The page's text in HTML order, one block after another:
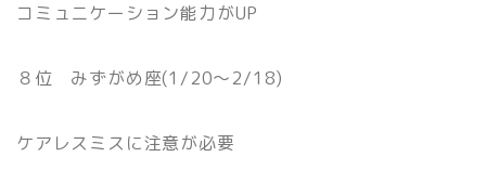
コミュニケーション能力がUP
８位 みずがめ座(1/20〜2/18)
ケアレスミスに注意が必要